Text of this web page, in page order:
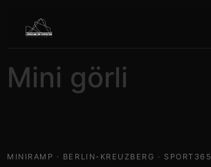
Mini görli
MINIRAMP · BERLIN-KREUZBERG · SPORT365